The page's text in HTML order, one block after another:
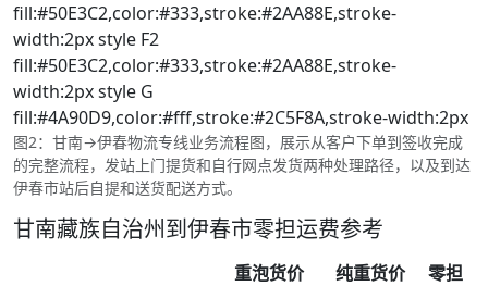
fill:#50E3C2,color:#333,stroke:#2AA88E,stroke-
width:2px style F2
fill:#50E3C2,color:#333,stroke:#2AA88E,stroke-
width:2px style G
fill:#4A90D9,color:#fff,stroke:#2C5F8A,stroke-width:2px
图2：甘南→伊春物流专线业务流程图，展示从客户下单到签收完成
的完整流程，发站上门提货和自行网点发货两种处理路径，以及到达
伊春市站后自提和送货配送方式。
甘南藏族自治州到伊春市零担运费参考
重泡货价
纯重货价
零担